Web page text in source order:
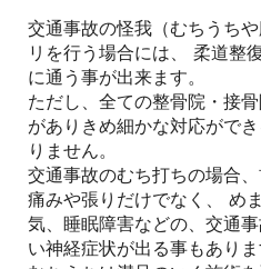
交通事故の怪我（むちうち
リを行う場合には、 柔道整
に通う事が出来ます。
ただし、全ての整骨院・接
がありきめ細かな対応がで
りません。
交通事故のむち打ちの場合
痛みや張りだけでなく、 め
気、睡眠障害などの、交通
い神経症状が出る事もありま